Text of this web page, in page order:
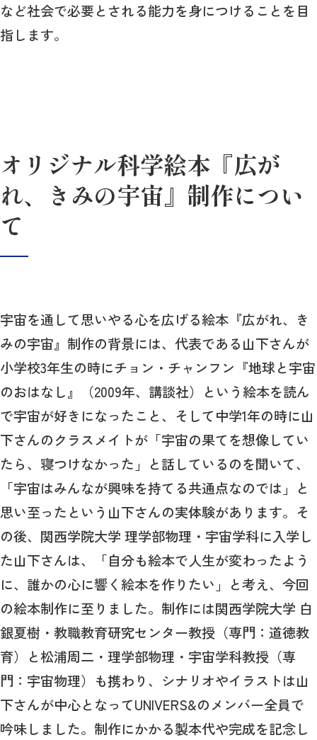
など社会で必要とされる能力を身につけることを目
指します。
オリジナル科学絵本『広が
れ、きみの宇宙』制作につい
て
宇宙を通して思いやる心を広げる絵本『広がれ、き
みの宇宙』制作の背景には、代表である山下さんが
小学校3年生の時にチョン・チャンフン『地球と宇宙
のおはなし』（2009年、講談社）という絵本を読ん
で宇宙が好きになったこと、そして中学1年の時に山
下さんのクラスメイトが「宇宙の果てを想像してい
たら、寝つけなかった」と話しているのを聞いて、
「宇宙はみんなが興味を持てる共通点なのでは」と
思い至ったという山下さんの実体験があります。そ
の後、関西学院大学 理学部物理・宇宙学科に入学し
た山下さんは、「自分も絵本で人生が変わったよう
に、誰かの心に響く絵本を作りたい」と考え、今回
の絵本制作に至りました。制作には関西学院大学 白
銀夏樹・教職教育研究センター教授（専門：道徳教
育）と松浦周二・理学部物理・宇宙学科教授（専
門：宇宙物理）も携わり、シナリオやイラストは山
下さんが中心となってUNIVERS&のメンバー全員で
吟味しました。制作にかかる製本代や完成を記念し